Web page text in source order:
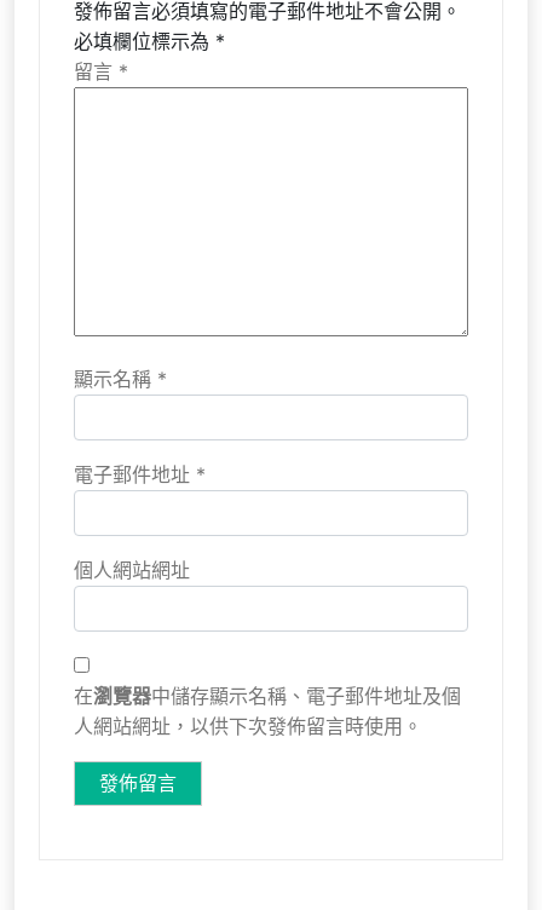
發佈留言必須填寫的電子郵件地址不會公開。
必填欄位標示為 *
留言 *
顯示名稱 *
電子郵件地址 *
個人網站網址
在瀏覽器中儲存顯示名稱、電子郵件地址及個
人網站網址，以供下次發佈留言時使用。